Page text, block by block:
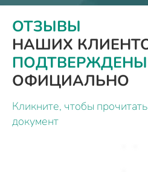
ОТЗЫВЫ
НАШИХ
ПОДТВЕРЖДЕНЫ
ОФИЦИАЛЬНО
Кликните, чтобы прочитать
документ